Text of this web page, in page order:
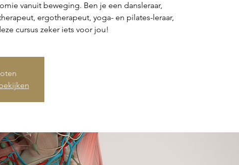
vanuit beweging. Ben je een dansleraar,
ergotherapeut, yoga- en pilates-leraar,
cursus zeker iets voor jou!